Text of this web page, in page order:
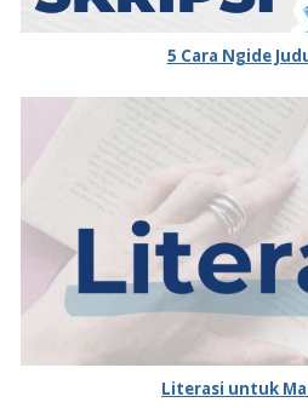
5 Cara Ngide
Literasi untuk